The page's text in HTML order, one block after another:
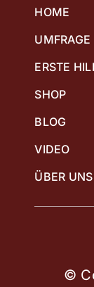
HOME
UMFRAGE
ERSTE
SHOP
BLOG
VIDEO
ÜBER UNS
©